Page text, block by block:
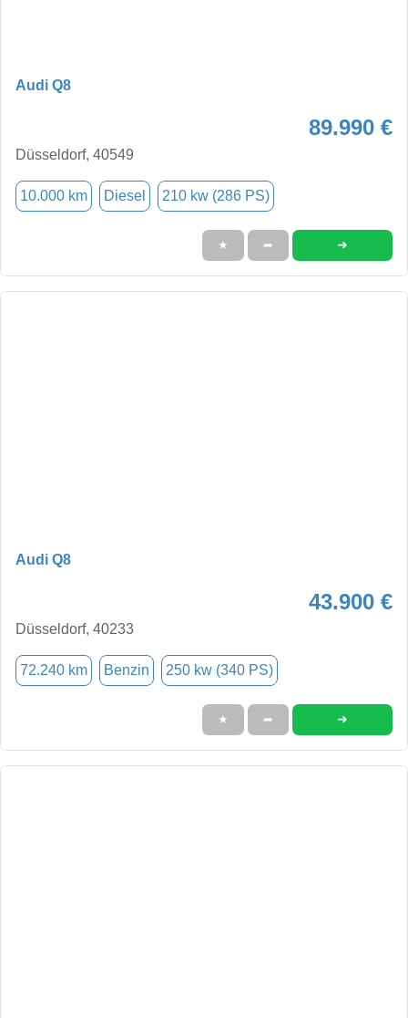
Audi Q8
89.990 €
Düsseldorf, 40549
10.000 km Diesel 210 kw (286 PS)
★ ➦ ➜
Audi Q8
43.900 €
Düsseldorf, 40233
72.240 km Benzin 250 kw (340 PS)
★ ➦ ➜